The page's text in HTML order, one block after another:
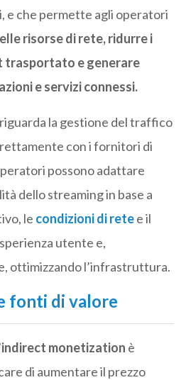
e che permette agli operatori
risorse di rete, ridurre i
trasportato e generare
e servizi connessi.
la gestione del traffico
con i fornitori di
possono adattare
dello streaming in base a
le condizioni di retee il
utente e,
ottimizzando l’infrastruttura.
fonti di valore
indirect monetization è
di aumentare il prezzo